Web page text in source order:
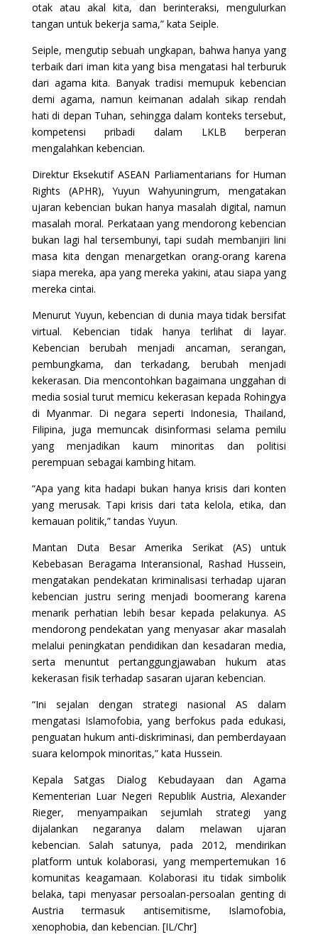
otak atau akal kita, dan berinteraksi, mengulurkan
tangan untuk bekerja sama,” kata Seiple.
Seiple, mengutip sebuah ungkapan, bahwa hanya yang
terbaik dari iman kita yang bisa mengatasi hal terburuk
dari agama kita. Banyak tradisi memupuk kebencian
demi agama, namun keimanan adalah sikap rendah
hati di depan Tuhan, sehingga dalam konteks tersebut,
kompetensi pribadi dalam LKLB berperan
mengalahkan kebencian.
Direktur Eksekutif ASEAN Parliamentarians for Human
Rights (APHR), Yuyun Wahyuningrum, mengatakan
ujaran kebencian bukan hanya masalah digital, namun
masalah moral. Perkataan yang mendorong kebencian
bukan lagi hal tersembunyi, tapi sudah membanjiri lini
masa kita dengan menargetkan orang-orang karena
siapa mereka, apa yang mereka yakini, atau siapa yang
mereka cintai.
Menurut Yuyun, kebencian di dunia maya tidak bersifat
virtual. Kebencian tidak hanya terlihat di layar.
Kebencian berubah menjadi ancaman, serangan,
pembungkama, dan terkadang, berubah menjadi
kekerasan. Dia mencontohkan bagaimana unggahan di
media sosial turut memicu kekerasan kepada Rohingya
di Myanmar. Di negara seperti Indonesia, Thailand,
Filipina, juga memuncak disinformasi selama pemilu
yang menjadikan kaum minoritas dan politisi
perempuan sebagai kambing hitam.
“Apa yang kita hadapi bukan hanya krisis dari konten
yang merusak. Tapi krisis dari tata kelola, etika, dan
kemauan politik,” tandas Yuyun.
Mantan Duta Besar Amerika Serikat (AS) untuk
Kebebasan Beragama Interansional, Rashad Hussein,
mengatakan pendekatan kriminalisasi terhadap ujaran
kebencian justru sering menjadi boomerang karena
menarik perhatian lebih besar kepada pelakunya. AS
mendorong pendekatan yang menyasar akar masalah
melalui peningkatan pendidikan dan kesadaran media,
serta menuntut pertanggungjawaban hukum atas
kekerasan fisik terhadap sasaran ujaran kebencian.
“Ini sejalan dengan strategi nasional AS dalam
mengatasi Islamofobia, yang berfokus pada edukasi,
penguatan hukum anti-diskriminasi, dan pemberdayaan
suara kelompok minoritas,” kata Hussein.
Kepala Satgas Dialog Kebudayaan dan Agama
Kementerian Luar Negeri Republik Austria, Alexander
Rieger, menyampaikan sejumlah strategi yang
dijalankan negaranya dalam melawan ujaran
kebencian. Salah satunya, pada 2012, mendirikan
platform untuk kolaborasi, yang mempertemukan 16
komunitas keagamaan. Kolaborasi itu tidak simbolik
belaka, tapi menyasar persoalan-persoalan genting di
Austria termasuk antisemitisme, Islamofobia,
xenophobia, dan kebencian. [IL/Chr]